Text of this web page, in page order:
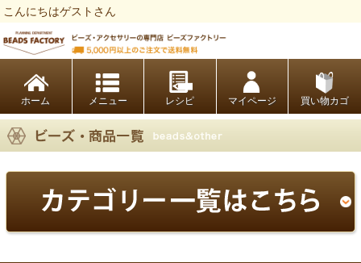
こんにちはゲストさん
ホーム レシピ マイページ 買い物カゴ